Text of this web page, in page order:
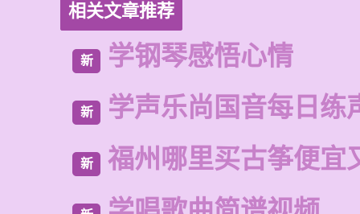
相关文章推荐
新 学钢琴感悟心情
新 学声乐尚国音每日练
新 福州哪里买古筝便宜